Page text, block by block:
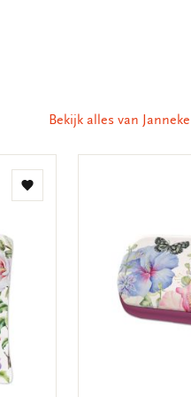
Bekijk alles van
Toevoegen